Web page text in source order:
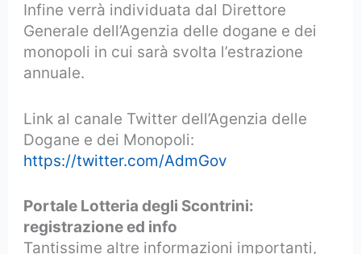
Infine verrà individuata dal Direttore
Generale dell’Agenzia delle dogane e dei
monopoli in cui sarà svolta l’estrazione
annuale.
Link al canale Twitter dell’Agenzia delle
Dogane e dei Monopoli:
https://twitter.com/AdmGov
Portale Lotteria degli Scontrini:
registrazione ed info
Tantissime altre informazioni importanti,